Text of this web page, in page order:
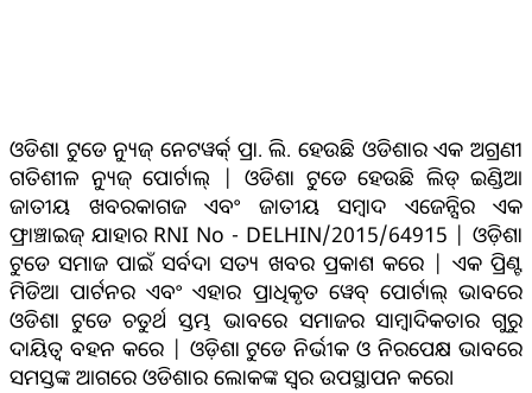
ଓଡିଶା ଟୁଡେ ନ୍ୟୁଜ୍ ନେଟୱର୍କ୍ ପ୍ରା. ଲି. ହେଉଛି ଓଡିଶାର ଏକ ଅଗ୍ରଣୀ
ଗତିଶୀଳ ନ୍ୟୁଜ୍ ପୋର୍ଟାଲ୍ | ଓଡିଶା ଟୁଡେ ହେଉଛି ଲିଡ୍ ଇଣ୍ଡିଆ
ଜାତୀୟ ଖବରକାଗଜ ଏବଂ ଜାତୀୟ ସମ୍ବାଦ ଏଜେନ୍ସିର ଏକ
ଫ୍ରାଞ୍ଚାଇଜ୍ ଯାହାର RNI No - DELHIN/2015/64915 | ଓଡ଼ିଶା
ଟୁଡେ ସମାଜ ପାଇଁ ସର୍ବଦା ସତ୍ୟ ଖବର ପ୍ରକାଶ କରେ | ଏକ ପ୍ରିଣ୍ଟ
ମିଡିଆ ପାର୍ଟନର ଏବଂ ଏହାର ପ୍ରାଧିକୃତ ୱେବ୍ ପୋର୍ଟାଲ୍ ଭାବରେ
ଓଡିଶା ଟୁଡେ ଚତୁର୍ଥ ସ୍ତମ୍ଭ ଭାବରେ ସମାଜର ସାମ୍ବାଦିକତାର ଗୁରୁ
ଦାୟିତ୍ବ ବହନ କରେ | ଓଡ଼ିଶା ଟୁଡେ ନିର୍ଭୀକ ଓ ନିରପେକ୍ଷ ଭାବରେ
ସମସ୍ତଙ୍କ ଆଗରେ ଓଡିଶାର ଲୋକଙ୍କ ସ୍ୱର ଉପସ୍ଥାପନ କରେ।